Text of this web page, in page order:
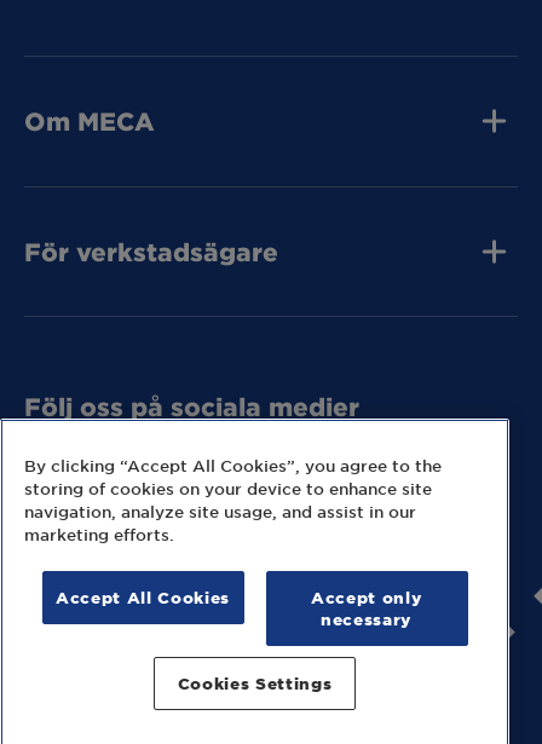
Om MECA
För verkstadsägare
Följ oss på sociala medier
© 2026 MECA Sweden AB
Juridisk information
By clicking “Accept All Cookies”, you agree to the
storing of cookies on your device to enhance site
navigation, analyze site usage, and assist in our
marketing efforts.
Accept All Cookies
Accept only
necessary
Cookies Settings